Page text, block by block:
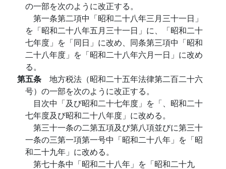
の一部を次のように改正する。
第一条第二項中「昭和二十八年三月三十一日」
を「昭和二十八年五月三十一日」に、「昭和二十
七年度」を「同日」に改め、同条第三項中「昭和
二十八年度」を「昭和二十八年六月一日」に改め
る。
第五条 地方税法（昭和二十五年法律第二百二十六
号）の一部を次のように改正する。
目次中「及び昭和二十七年度」を「、昭和二十
七年度及び昭和二十八年度」に改める。
第三十一条の二第五項及び第八項並びに第三十
一条の三第一項第一号中「昭和二十八年」を「昭
和二十九年」に改める。
第七十条中「昭和二十八年」を「昭和二十九